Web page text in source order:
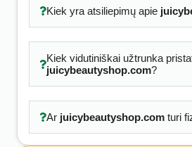
Kiek yra atsiliepimų apie
Kiek vidutiniškai užtrunka
juicybeautyshop.com?
Ar juicybeautyshop.comturi